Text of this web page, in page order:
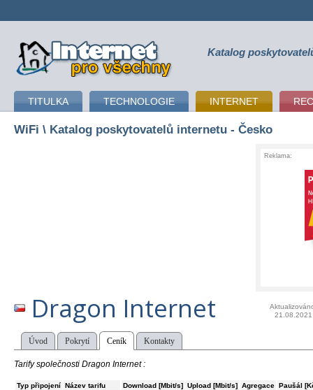
připojení k internetu Katalog
TITULKA TECHNOLOGIE INTERNET
WiFi \ Katalog poskytovatelů internetu - Česko
Reklama:
Dragon Internet
21.08.2021
Úvod Pokrytí Ceník Kontakty
Tarify společnosti Dragon Internet :
Typ připojení Název tarifu Download [Mbit/s] Upload [Mbit/s] Agregace Paušál